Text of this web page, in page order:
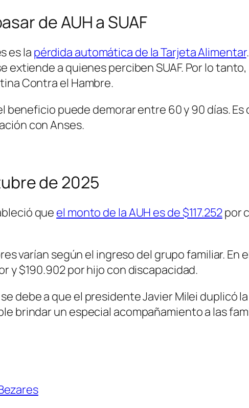
de AUH a SUAF
es lapérdida automática de la Tarjeta Alimentar
a quienes perciben SUAF. Por lo
Contra el Hambre.
puede demorar entre 60 y 90 días. Es
con Anses.
de 2025
queel monto de la AUH es de $117.252por
varían según el ingreso del grupo familiar. En
y $190.902 por hijo con discapacidad.
debe a que el presidente Javier Milei duplicó la
brindar un especial acompañamiento a las